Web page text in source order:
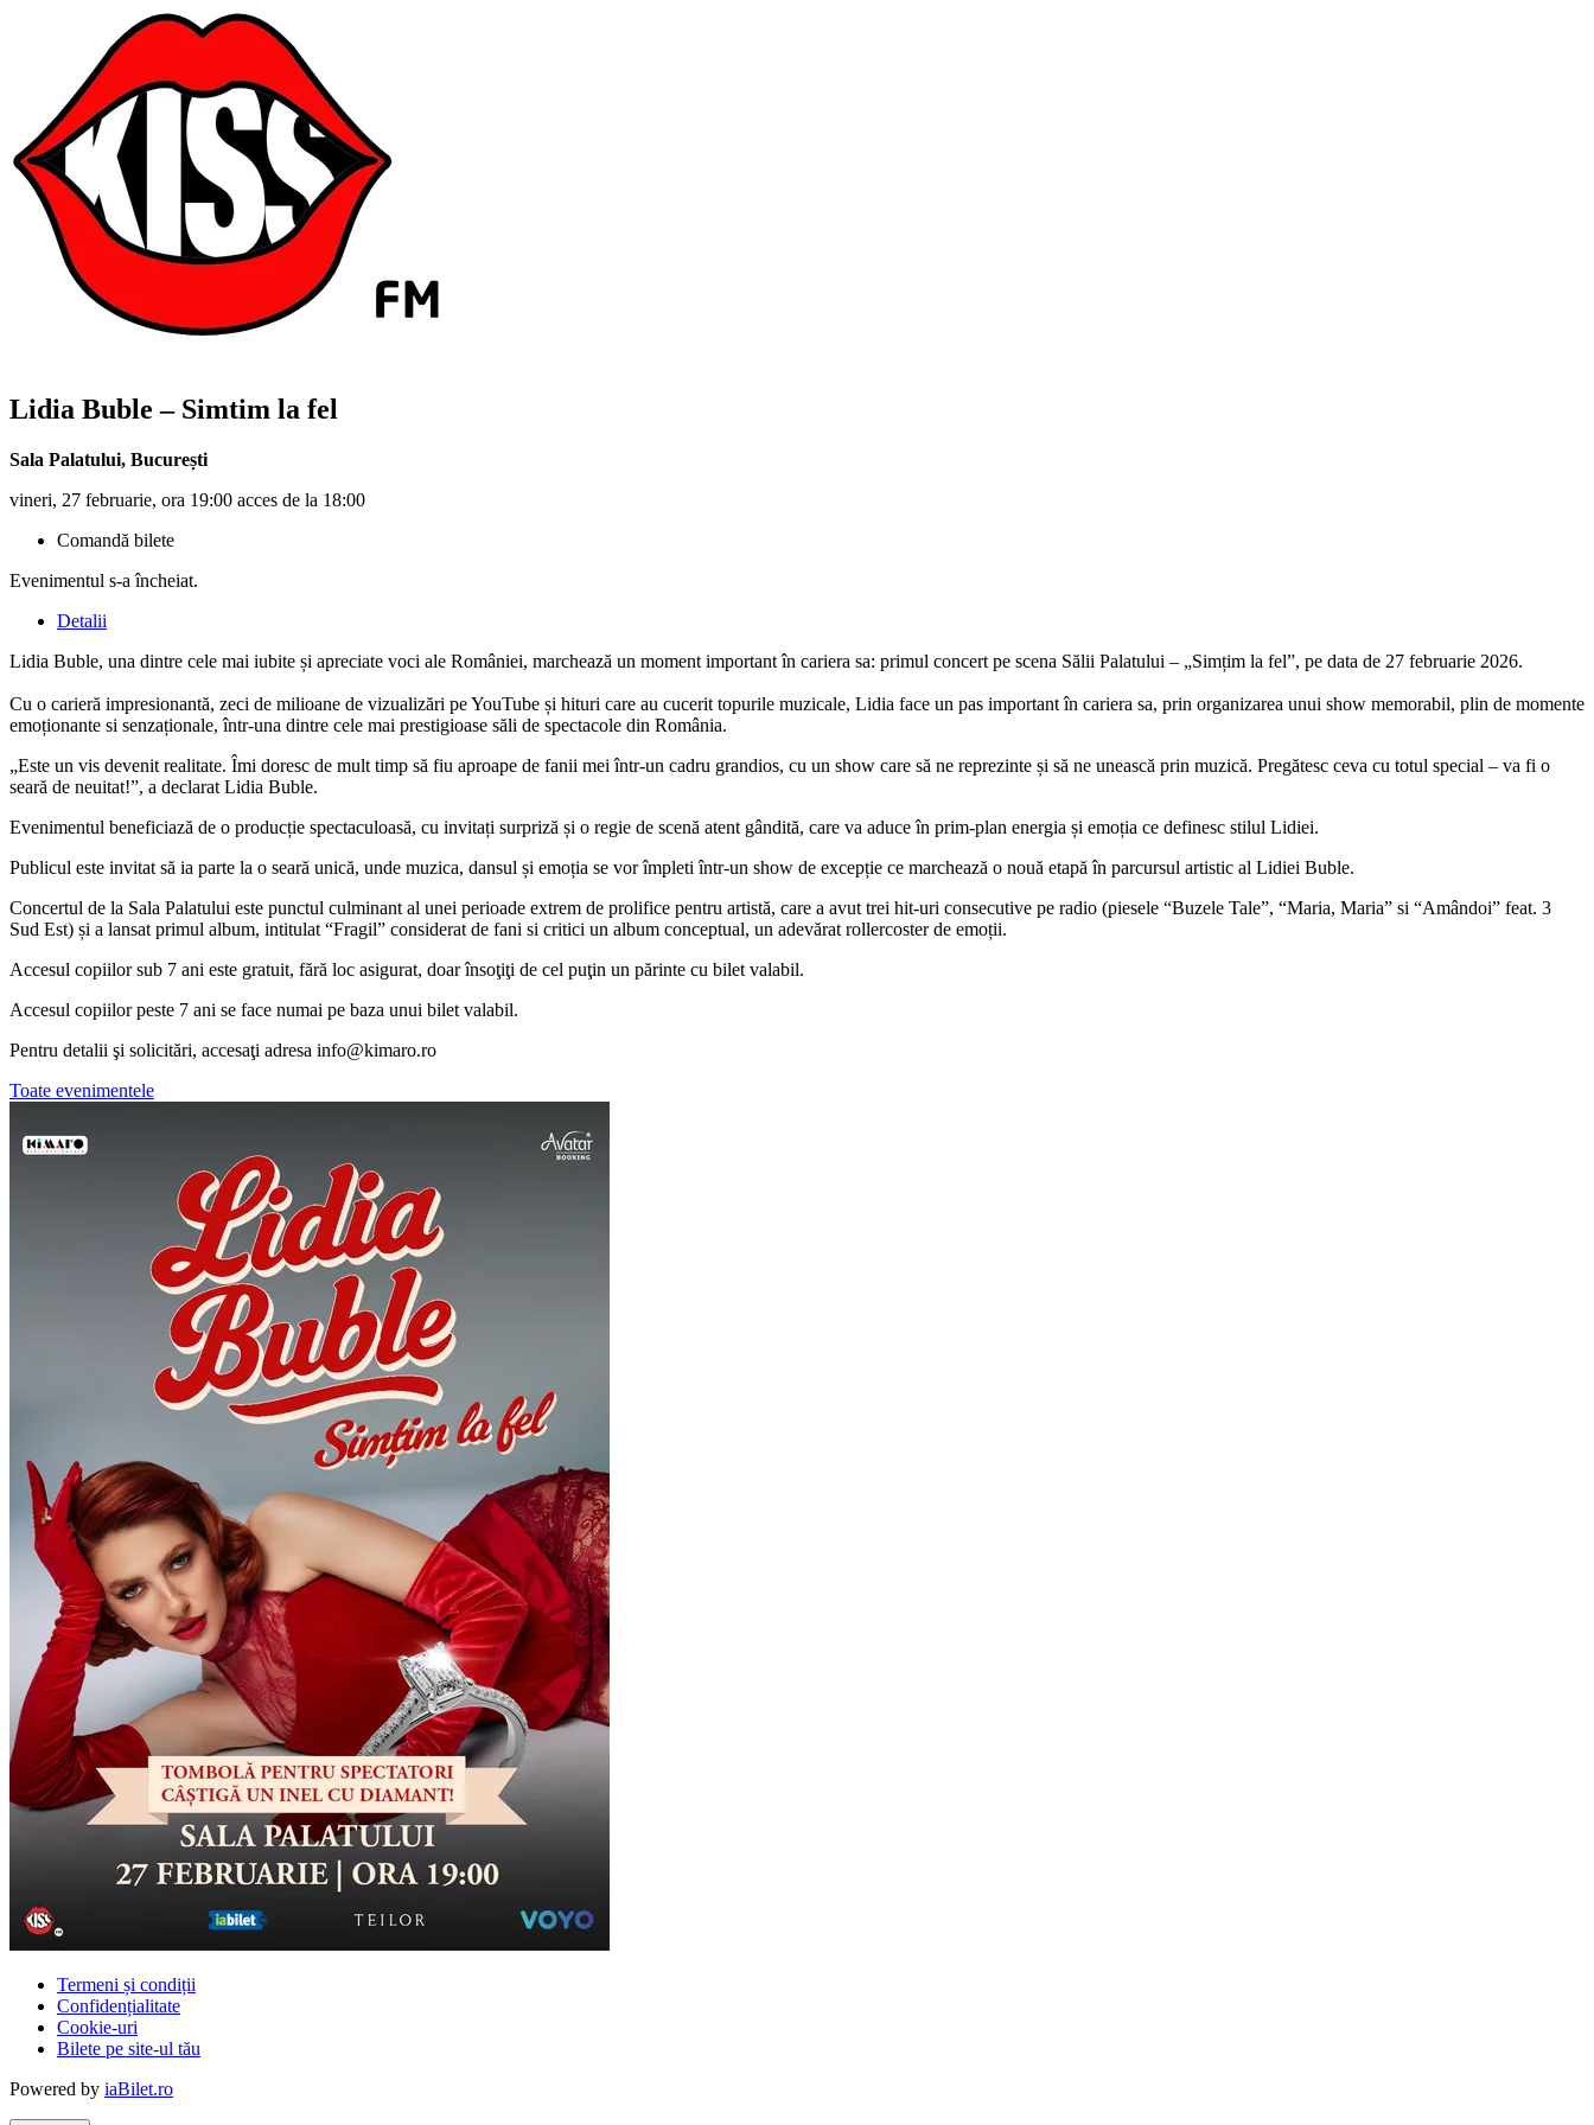
Lidia Buble – Simtim la fel
Sala Palatului, București
vineri, 27 februarie, ora 19:00 acces de la 18:00
Comandă bilete
Evenimentul s-a încheiat.
Detalii
Lidia Buble, una dintre cele mai iubite și apreciate voci ale României, marchează un moment important în cariera sa: primul concert pe scena Sălii Palatului – „Simțim la fel”, pe data de 27 februarie 2026.
Cu o carieră impresionantă, zeci de milioane de vizualizări pe YouTube și hituri care au cucerit topurile muzicale, Lidia face un pas important în cariera sa, prin organizarea unui show memorabil, plin de momente
emoționante si senzaționale, într-una dintre cele mai prestigioase săli de spectacole din România.
„Este un vis devenit realitate. Îmi doresc de mult timp să fiu aproape de fanii mei într-un cadru grandios, cu un show care să ne reprezinte și să ne unească prin muzică. Pregătesc ceva cu totul special – va fi o
seară de neuitat!”, a declarat Lidia Buble.
Evenimentul beneficiază de o producție spectaculoasă, cu invitați surpriză și o regie de scenă atent gândită, care va aduce în prim-plan energia și emoția ce definesc stilul Lidiei.
Publicul este invitat să ia parte la o seară unică, unde muzica, dansul și emoția se vor împleti într-un show de excepție ce marchează o nouă etapă în parcursul artistic al Lidiei Buble.
Concertul de la Sala Palatului este punctul culminant al unei perioade extrem de prolifice pentru artistă, care a avut trei hit-uri consecutive pe radio (piesele “Buzele Tale”, “Maria, Maria” si “Amândoi” feat. 3
Sud Est) și a lansat primul album, intitulat “Fragil” considerat de fani si critici un album conceptual, un adevărat rollercoster de emoții.
Accesul copiilor sub 7 ani este gratuit, fără loc asigurat, doar însoţiţi de cel puţin un părinte cu bilet valabil.
Accesul copiilor peste 7 ani se face numai pe baza unui bilet valabil.
Pentru detalii şi solicitări, accesaţi adresa info@kimaro.ro
Toate evenimentele
Termeni și condiții
Confidențialitate
Cookie-uri
Bilete pe site-ul tău
Powered by iaBilet.ro